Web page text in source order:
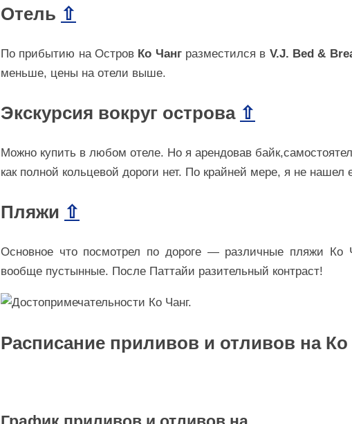
Отель ⇧
По прибытию на Остров Ко Чангразместился в V.J. Bed &
меньше, цены на отели выше.
Экскурсия вокруг острова ⇧
Можно купить в любом отеле. Но я арендовав
как полной кольцевой дороги нет. По крайней мере, я не нашел
Пляжи ⇧
Основное что посмотрел по дороге — различные пляжи
вообще пустынные. После Паттайи разительный контраст!
Расписание приливов и отливов на Ко